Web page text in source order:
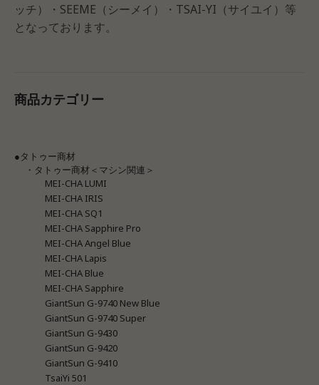
ッチ）・SEEME（シーメイ）・TSAI-YI（サイユイ）等
となっております。
商品カテゴリー
●タトゥー商材
・タトゥー商材＜マシン関連＞
MEI-CHA LUMI
MEI-CHA IRIS
MEI-CHA SQ1
MEI-CHA Sapphire Pro
MEI-CHA Angel Blue
MEI-CHA Lapis
MEI-CHA Blue
MEI-CHA Sapphire
GiantSun G-9740 New Blue
GiantSun G-9740 Super
GiantSun G-9430
GiantSun G-9420
GiantSun G-9410
TsaiYi 501